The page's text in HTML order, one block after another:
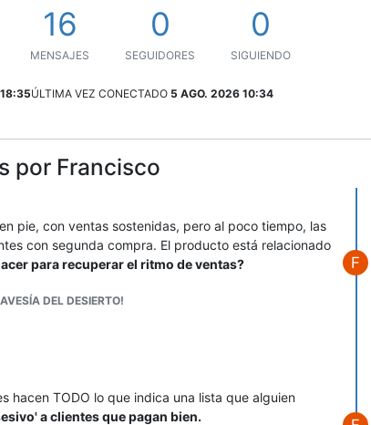
16
MENSAJES
0
SEGUIDORES
0
SIGUIENDO
ÚLTIMA VEZ CONECTADO 5 AGO. 2026 10:34
por Francisco
pie, con ventas sostenidas, pero al poco tiempo, las
con segunda compra. El producto está relacionado
para recuperar el ritmo de ventas?
DEL DESIERTO!
F
hacen TODO lo que indica una lista que alguien
a clientes que pagan bien.